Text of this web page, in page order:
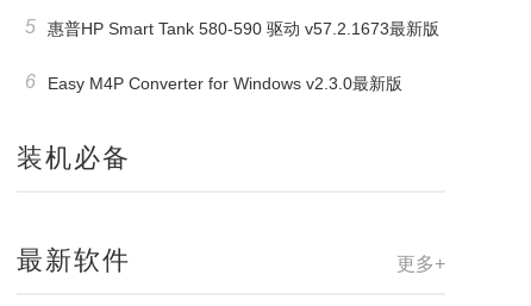
5 惠普HP Smart Tank 580-590 驱动 v57.2.1673最新版
6 Easy M4P Converter for Windows v2.3.0最新版
装机必备
更多+
最新软件